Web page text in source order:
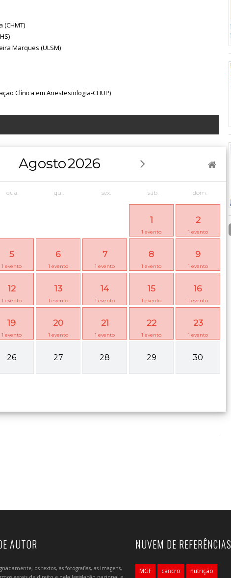
(CHMT)
Marques (ULSM)
Clínica em Anestesiologia-CHUP)
Agosto2026
qua. qui. sex. sáb. dom.
1
1 evento
2
1 evento
5
1 evento
6
1 evento
7
1 evento
8
1 evento
9
1 evento
12
1 evento
13
1 evento
14
1 evento
15
1 evento
16
1 evento
19
1 evento
20
1 evento
21
1 evento
22
1 evento
23
1 evento
26 27 28 29 30
AUTOR
os textos, as fotografias, as imagens,
NUVEM DE REFERÊNCIAS
MGF cancro nutrição